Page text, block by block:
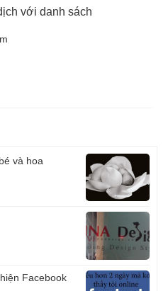
với danh sách
và hoa
Facebook